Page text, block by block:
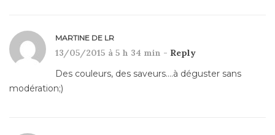
MARTINE DE LR
13/05/2015 à 5 h 34 min - Reply
Des couleurs, des saveurs….à déguster sans
modération;)